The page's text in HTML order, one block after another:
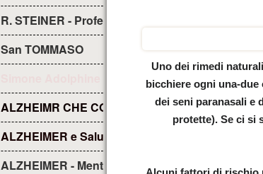
R. STEINER - Profezia sui vaccini.
San TOMMASO
ALZHEIMR CHE COS'E'?
ALZHEIMER e Salute dentale
ALZHEIMER - Mentolo
Uno dei rimedi
bicchiere ogni una-due
dei seni paranasali e
protette). Se ci si